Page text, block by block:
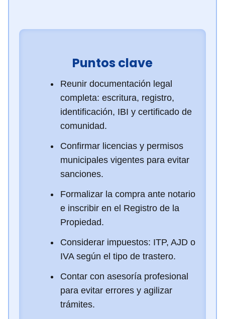
Puntos clave
Reunir documentación legal
completa: escritura, registro,
identificación, IBI y certificado de
comunidad.
Confirmar licencias y permisos
municipales vigentes para evitar
sanciones.
Formalizar la compra ante notario
e inscribir en el Registro de la
Propiedad.
Considerar impuestos: ITP, AJD o
IVA según el tipo de trastero.
Contar con asesoría profesional
para evitar errores y agilizar
trámites.